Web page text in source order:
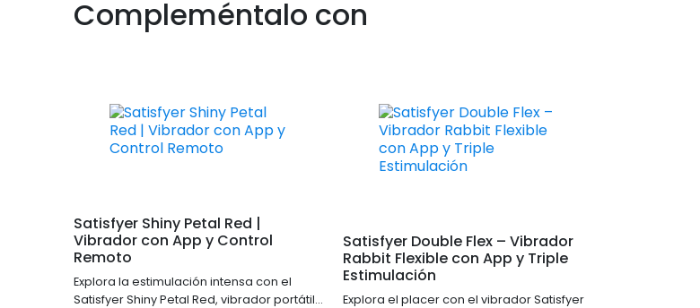
Compleméntalo con
Satisfyer Shiny Petal Red |
Vibrador con App y Control
Remoto
Explora la estimulación intensa con el
Satisfyer Shiny Petal Red, vibrador portátil
Satisfyer Double Flex – Vibrador
Rabbit Flexible con App y Triple
Estimulación
Explora el placer con el vibrador Satisfyer